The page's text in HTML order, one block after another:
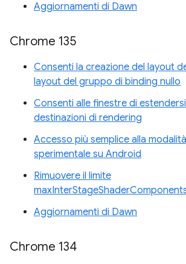
Aggiornamenti di Dawn
Chrome 135
Consenti la creazione del layout
layout del gruppo di binding nullo
Consenti alle finestre di
destinazioni di rendering
Accesso più semplice alla
sperimentale su Android
Rimuovere il limite
Aggiornamenti di Dawn
Chrome 134